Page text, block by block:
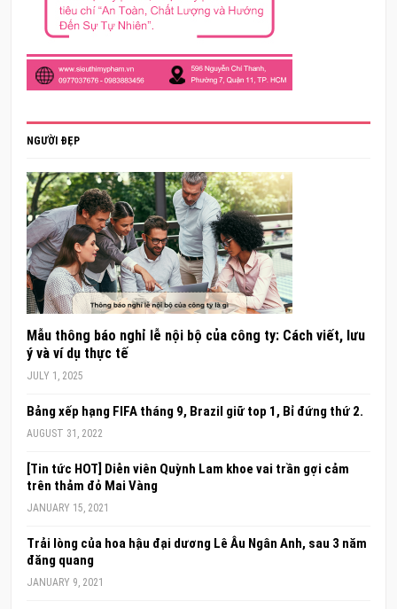
NGƯỜI ĐẸP
Mẫu thông báo nghỉ lễ nội bộ của công ty: Cách viết, lưu
ý và ví dụ thực tế
JULY 1, 2025
Bảng xếp hạng FIFA tháng 9, Brazil giữ top 1, Bỉ đứng thứ 2.
AUGUST 31, 2022
[Tin tức HOT] Diễn viên Quỳnh Lam khoe vai trần gợi cảm
trên thảm đỏ Mai Vàng
JANUARY 15, 2021
Trải lòng của hoa hậu đại dương Lê Âu Ngân Anh, sau 3 năm
đăng quang
JANUARY 9, 2021